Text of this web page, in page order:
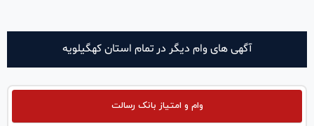
آگهی های وام دیگر در تمام استان کهگیلویه
وام و امتیاز بانک رسالت